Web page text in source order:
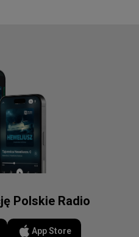
Polskie Radio
App Store